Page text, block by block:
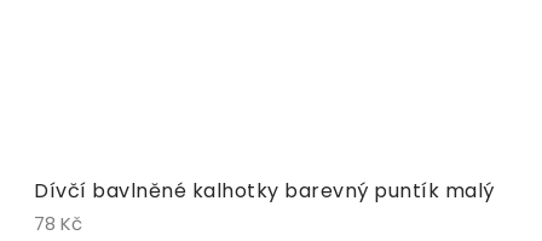
Dívčí bavlněné kalhotky barevný puntík malý
78 Kč